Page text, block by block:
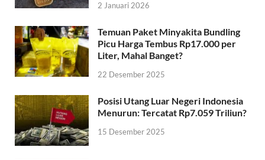
2 Januari 2026
Temuan Paket Minyakita Bundling
Picu Harga Tembus Rp17.000 per
Liter, Mahal Banget?
22 Desember 2025
Posisi Utang Luar Negeri Indonesia
Menurun: Tercatat Rp7.059 Triliun?
15 Desember 2025